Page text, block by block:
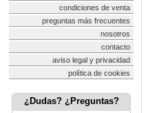
condiciones de venta
preguntas más frecuentes
nosotros
contacto
aviso legal y privacidad
política de cookies
¿Dudas? ¿Preguntas?